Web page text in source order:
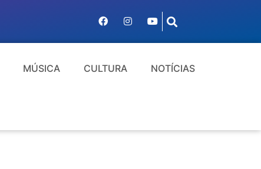
MÚSICA CULTURA NOTÍCIAS